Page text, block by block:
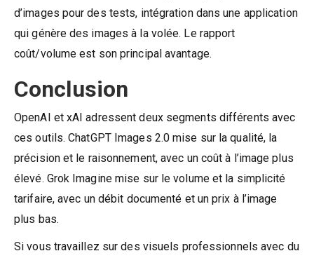
d’images pour des tests, intégration dans une application
qui génère des images à la volée. Le rapport
coût/volume est son principal avantage.
Conclusion
OpenAI et xAI adressent deux segments différents avec
ces outils. ChatGPT Images 2.0 mise sur la qualité, la
précision et le raisonnement, avec un coût à l’image plus
élevé. Grok Imagine mise sur le volume et la simplicité
tarifaire, avec un débit documenté et un prix à l’image
plus bas.
Si vous travaillez sur des visuels professionnels avec du